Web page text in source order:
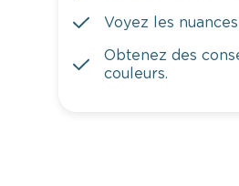
Voyez les
Obtenez des
couleurs.